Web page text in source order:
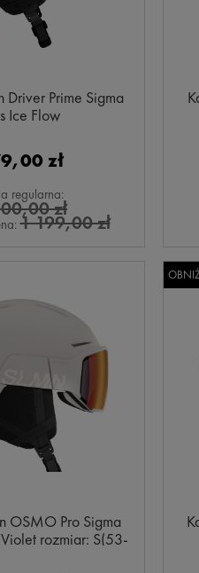
Driver Prime Sigma
Ice Flow
zł
regularna:
zł
1 199,00 zł
OSMO Pro Sigma
rozmiar: S(53-